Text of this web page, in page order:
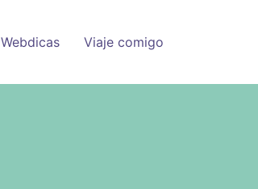
Webdicas Viaje comigo